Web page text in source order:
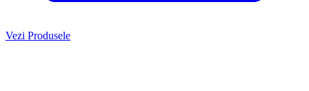
Vezi Produsele